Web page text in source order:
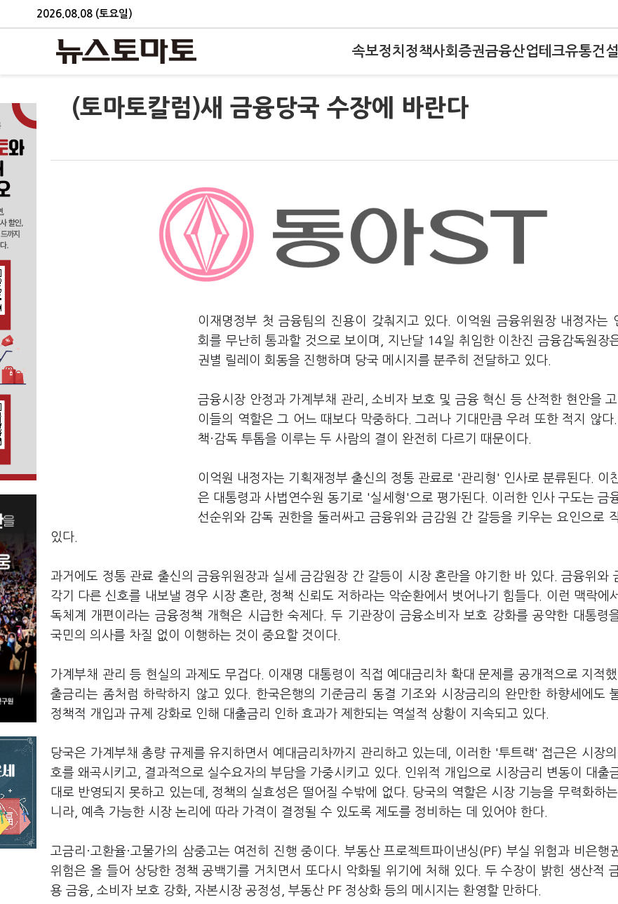
2026.08.08 (토요일)
속보정치 정책사회 증권금융산업테크유통건설
(토마토칼럼)새 금융당국 수장에 바란다
이재명정부 첫 금융팀의 진용이 갖춰지고 있다. 이억원 금융위원장 내정자는
회를 무난히 통과할 것으로 보이며, 지난달 14일 취임한 이찬진 금융감독원장
권별 릴레이 회동을 진행하며 당국 메시지를 분주히 전달하고 있다.
금융시장 안정과 가계부채 관리, 소비자 보호 및 금융 혁신 등 산적한 현안을 고
이들의 역할은 그 어느 때보다 막중하다. 그러나 기대만큼 우려 또한 적지 않다
책·감독 투톱을 이루는 두 사람의 결이 완전히 다르기 때문이다.
이억원 내정자는 기획재정부 출신의 정통 관료로 '관리형' 인사로 분류된다. 이
은 대통령과 사법연수원 동기로 '실세형'으로 평가된다. 이러한 인사 구도는 금
선순위와 감독 권한을 둘러싸고 금융위와 금감원 간 갈등을 키우는 요인으로
있다.
과거에도 정통 관료 출신의 금융위원장과 실세 금감원장 간 갈등이 시장 혼란을 야기한 바 있다. 금융위와
각기 다른 신호를 내보낼 경우 시장 혼란, 정책 신뢰도 저하라는 악순환에서 벗어나기 힘들다. 이런 맥락에
독체계 개편이라는 금융정책 개혁은 시급한 숙제다. 두 기관장이 금융소비자 보호 강화를 공약한 대통령
국민의 의사를 차질 없이 이행하는 것이 중요할 것이다.
가계부채 관리 등 현실의 과제도 무겁다. 이재명 대통령이 직접 예대금리차 확대 문제를 공개적으로 지적
출금리는 좀처럼 하락하지 않고 있다. 한국은행의 기준금리 동결 기조와 시장금리의 완만한 하향세에도
정책적 개입과 규제 강화로 인해 대출금리 인하 효과가 제한되는 역설적 상황이 지속되고 있다.
당국은 가계부채 총량 규제를 유지하면서 예대금리차까지 관리하고 있는데, 이러한 '투트랙' 접근은 시장
호를 왜곡시키고, 결과적으로 실수요자의 부담을 가중시키고 있다. 인위적 개입으로 시장금리 변동이 대출
대로 반영되지 못하고 있는데, 정책의 실효성은 떨어질 수밖에 없다. 당국의 역할은 시장 기능을 무력화하
니라, 예측 가능한 시장 논리에 따라 가격이 결정될 수 있도록 제도를 정비하는 데 있어야 한다.
고금리·고환율·고물가의 삼중고는 여전히 진행 중이다. 부동산 프로젝트파이낸싱(PF) 부실 위험과 비은행
위험은 올 들어 상당한 정책 공백기를 거치면서 또다시 악화될 위기에 처해 있다. 두 수장이 밝힌 생산적
용 금융, 소비자 보호 강화, 자본시장 공정성, 부동산 PF 정상화 등의 메시지는 환영할 만하다.